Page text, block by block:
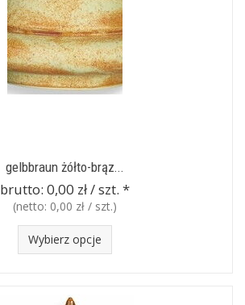
gelbbraun żółto-brąz...
brutto: 0,00 zł / szt. *
(netto: 0,00 zł / szt.)
Wybierz opcje